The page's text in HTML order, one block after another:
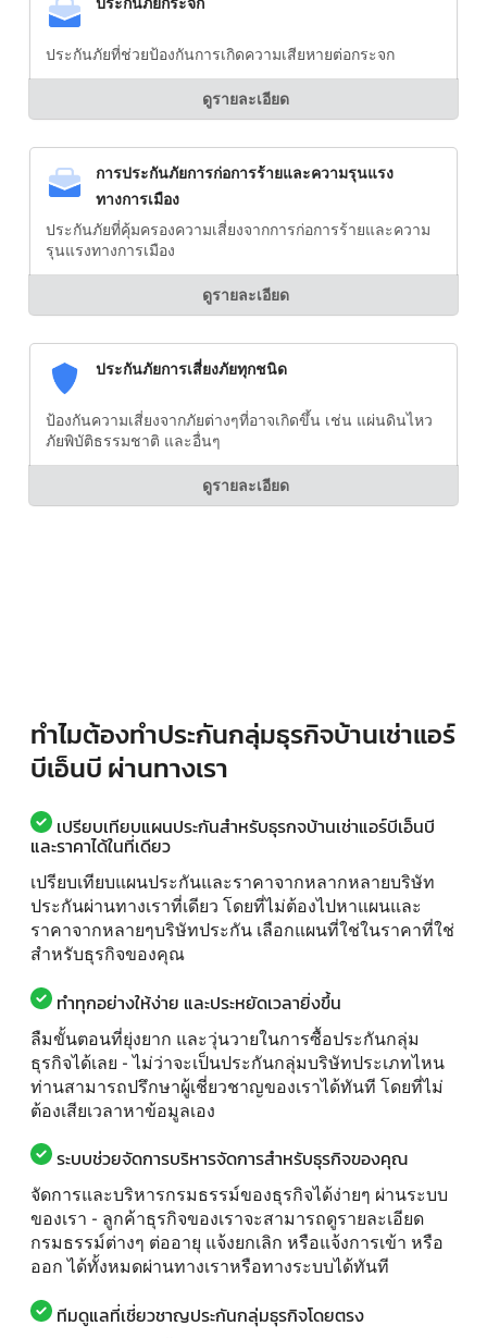
ประกันภัยที่ช่วยป้องกันการเกิดความเสียหายต่อกระจก
ดูรายละเอียด
การประกันภัยการก่อการร้ายและความรุนแรง
ทางการเมือง
ประกันภัยที่คุ้มครองความเสี่ยงจากการก่อการร้ายและความ
รุนแรงทางการเมือง
ดูรายละเอียด
ประกันภัยการเสี่ยงภัยทุกชนิด
ป้องกันความเสี่ยงจากภัยต่างๆที่อาจเกิดขึ้น เช่น แผ่นดินไหว
ภัยพิบัติธรรมชาติ และอื่นๆ
ดูรายละเอียด
ทำไมต้องทำประกันกลุ่มธุรกิจบ้านเช่าแอร์
บีเอ็นบี ผ่านทางเรา
เปรียบเทียบแผนประกันสำหรับธุรกจบ้านเช่าแอร์บีเอ็นบี
และราคาได้ในที่เดียว
เปรียบเทียบแผนประกันและราคาจากหลากหลายบริษัท
ประกันผ่านทางเราที่เดียว โดยที่ไม่ต้องไปหาแผนและ
ราคาจากหลายๆบริษัทประกัน เลือกแผนที่ใช่ในราคาที่ใช่
สำหรับธุรกิจของคุณ
ทำทุกอย่างให้ง่าย และประหยัดเวลายิ่งขึ้น
ลืมขั้นตอนที่ยุ่งยาก และวุ่นวายในการซื้อประกันกลุ่ม
ธุรกิจได้เลย - ไม่ว่าจะเป็นประกันกลุ่มบริษัทประเภทไหน
ท่านสามารถปรึกษาผู้เชี่ยวชาญของเราได้ทันที โดยที่ไม่
ต้องเสียเวลาหาข้อมูลเอง
ระบบช่วยจัดการบริหารจัดการสำหรับธุรกิจของคุณ
จัดการและบริหารกรมธรรม์ของธุรกิจได้ง่ายๆ ผ่านระบบ
ของเรา - ลูกค้าธุรกิจของเราจะสามารถดูรายละเอียด
กรมธรรม์ต่างๆ ต่ออายุ แจ้งยกเลิก หรือแจ้งการเข้า หรือ
ออก ได้ทั้งหมดผ่านทางเราหรือทางระบบได้ทันที
ทีมดูแลที่เชี่ยวชาญประกันกลุ่มธุรกิจโดยตรง